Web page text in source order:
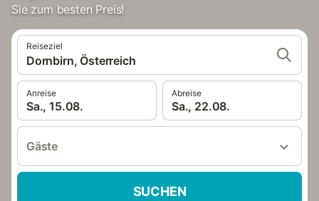
Sie zum besten Preis!
Reiseziel
Dornbirn, Österreich
Anreise
Sa., 15.08.
Abreise
Sa., 22.08.
Gäste
SUCHEN